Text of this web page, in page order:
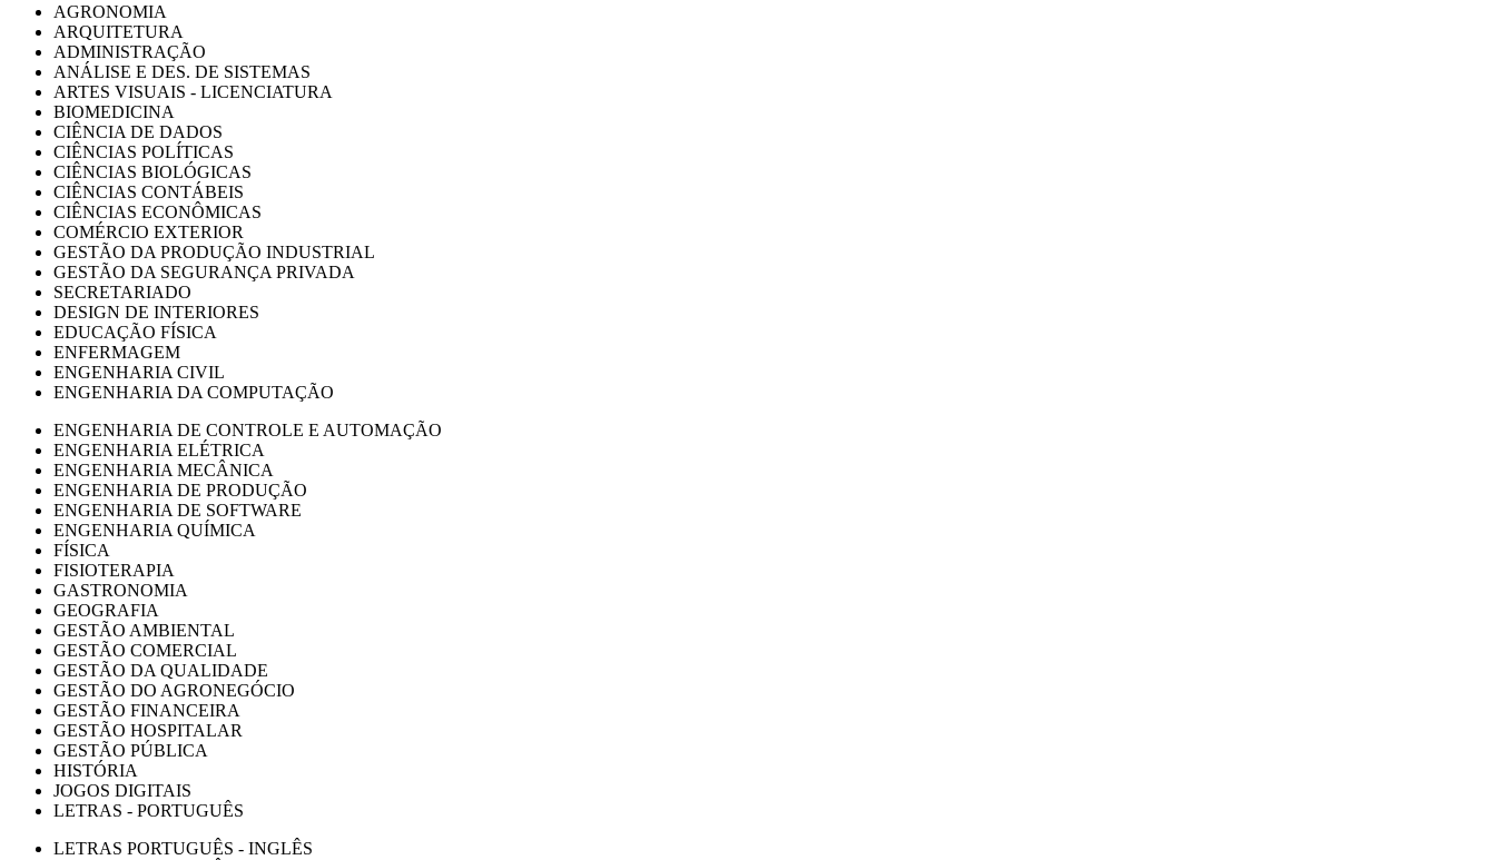
AGRONOMIA
ARQUITETURA
ADMINISTRAÇÃO
ANÁLISE E DES. DE SISTEMAS
ARTES VISUAIS - LICENCIATURA
BIOMEDICINA
CIÊNCIA DE DADOS
CIÊNCIAS POLÍTICAS
CIÊNCIAS BIOLÓGICAS
CIÊNCIAS CONTÁBEIS
CIÊNCIAS ECONÔMICAS
COMÉRCIO EXTERIOR
GESTÃO DA PRODUÇÃO INDUSTRIAL
GESTÃO DA SEGURANÇA PRIVADA
SECRETARIADO
DESIGN DE INTERIORES
EDUCAÇÃO FÍSICA
ENFERMAGEM
ENGENHARIA CIVIL
ENGENHARIA DA COMPUTAÇÃO
ENGENHARIA DE CONTROLE E AUTOMAÇÃO
ENGENHARIA ELÉTRICA
ENGENHARIA MECÂNICA
ENGENHARIA DE PRODUÇÃO
ENGENHARIA DE SOFTWARE
ENGENHARIA QUÍMICA
FÍSICA
FISIOTERAPIA
GASTRONOMIA
GEOGRAFIA
GESTÃO AMBIENTAL
GESTÃO COMERCIAL
GESTÃO DA QUALIDADE
GESTÃO DO AGRONEGÓCIO
GESTÃO FINANCEIRA
GESTÃO HOSPITALAR
GESTÃO PÚBLICA
HISTÓRIA
JOGOS DIGITAIS
LETRAS - PORTUGUÊS
LETRAS PORTUGUÊS - INGLÊS